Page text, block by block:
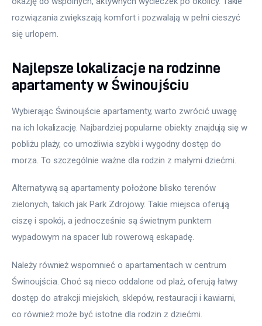
rozwiązania zwiększają komfort i pozwalają w pełni cieszyć
się urlopem.
Najlepsze lokalizacje na rodzinne
apartamenty w Świnoujściu
Wybierając Świnoujście apartamenty, warto zwrócić uwagę
na ich lokalizację. Najbardziej popularne obiekty znajdują się w
pobliżu plaży, co umożliwia szybki i wygodny dostęp do
morza. To szczególnie ważne dla rodzin z małymi dziećmi.
Alternatywą są apartamenty położone blisko terenów
zielonych, takich jak Park Zdrojowy. Takie miejsca oferują
ciszę i spokój, a jednocześnie są świetnym punktem
wypadowym na spacer lub rowerową eskapadę.
Należy również wspomnieć o apartamentach w centrum
Świnoujścia. Choć są nieco oddalone od plaż, oferują łatwy
dostęp do atrakcji miejskich, sklepów, restauracji i kawiarni,
co również może być istotne dla rodzin z dziećmi.